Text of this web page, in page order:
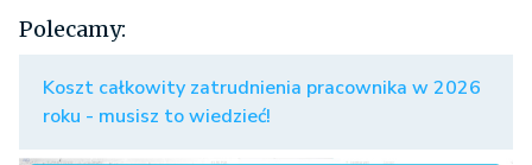
Polecamy:
Koszt całkowity zatrudnienia pracownika w 2026
roku - musisz to wiedzieć!